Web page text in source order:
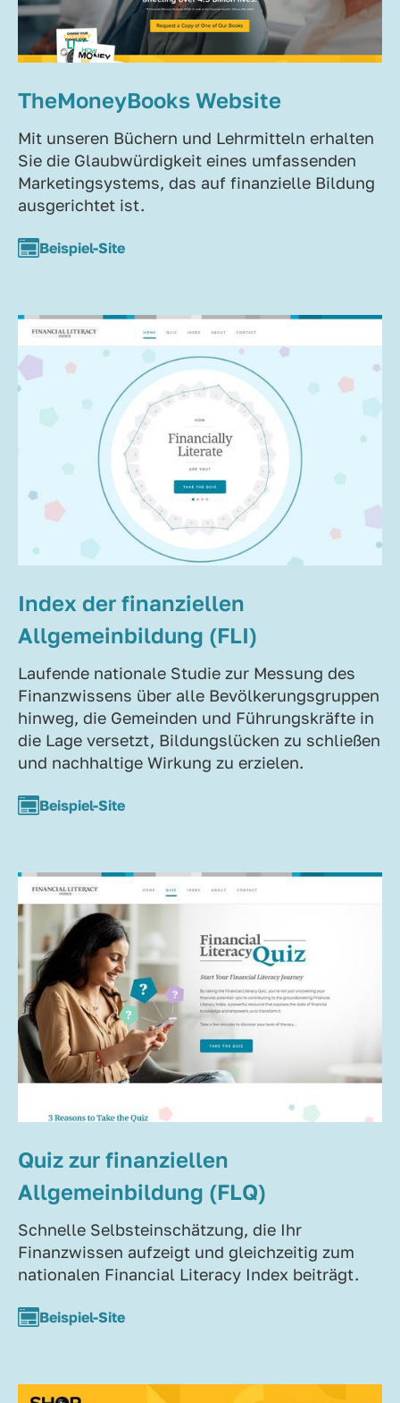
TheMoneyBooks Website
Mit unseren Büchern und Lehrmitteln erhalten
Sie die Glaubwürdigkeit eines umfassenden
Marketingsystems, das auf finanzielle Bildung
ausgerichtet ist.
Beispiel-Site
Index der finanziellen
Allgemeinbildung (FLI)
Laufende nationale Studie zur Messung des
Finanzwissens über alle Bevölkerungsgruppen
hinweg, die Gemeinden und Führungskräfte in
die Lage versetzt, Bildungslücken zu schließen
und nachhaltige Wirkung zu erzielen.
Beispiel-Site
Quiz zur finanziellen
Allgemeinbildung (FLQ)
Schnelle Selbsteinschätzung, die Ihr
Finanzwissen aufzeigt und gleichzeitig zum
nationalen Financial Literacy Index beiträgt.
Beispiel-Site